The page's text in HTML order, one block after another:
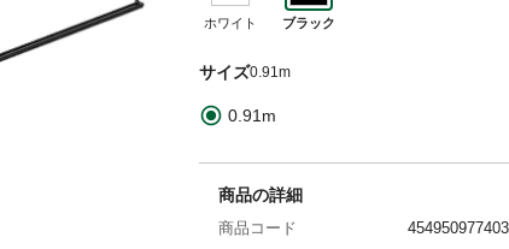
ホワイト ブラック
サイズ0.91m
0.91m
商品の詳細
商品コード